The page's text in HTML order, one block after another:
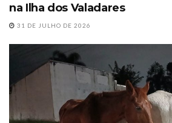
na Ilha dos Valadares
31 DE JULHO DE 2026